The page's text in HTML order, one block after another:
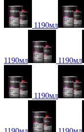
1190мл
1190мл 1190мл
1190мл